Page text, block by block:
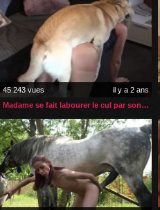
45 243 vues
il y a 2 ans
Madame se fait labourer le cul par son labrador